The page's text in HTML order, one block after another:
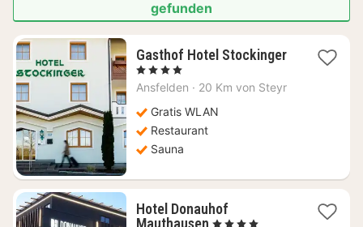
gefunden
Gasthof Hotel Stockinger
1
Nacht
138,95
€
, 4 Sterne
Ansfelden · 20 Km von Steyr
Gratis WLAN
Restaurant
Sauna
Hotel Donauhof
Mauthausen 1
, 4 Sterne